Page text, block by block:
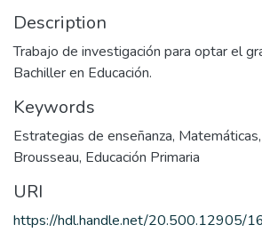
Description
Trabajo de investigación para optar el
Bachiller en Educación.
Keywords
Estrategias de enseñanza, Matemáticas,
Brousseau, Educación Primaria
URI
https://hdl.handle.net/20.500.12905/